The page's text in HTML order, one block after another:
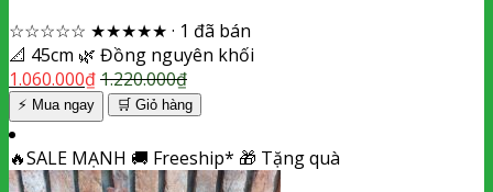
☆☆☆☆☆ ★★★★★ · 1 đã bán
📐 45cm 🌿 Đồng nguyên khối
1.060.000₫1.220.000₫
⚡ Mua ngay 🛒 Giỏ hàng
🔥SALE MẠNH 🚚 Freeship* 🎁 Tặng quà